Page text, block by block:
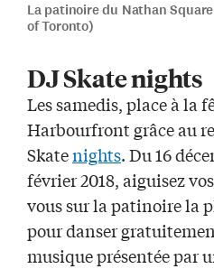
La patinoire du Nathan
of Toronto)
DJ Skatenights
Les samedis, place à la
Harbourfrontgrâce au
Skatenights. Du 16
février 2018, aiguisez
vous sur la patinoire la
pour danser
musique présentée par